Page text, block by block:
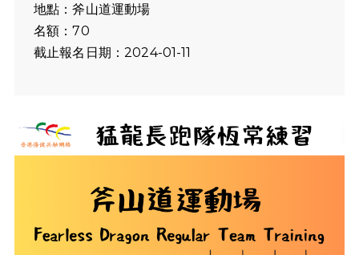
地點：斧山道運動場
名額：70
截止報名日期：2024-01-11